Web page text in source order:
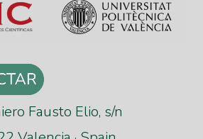
Fausto Elio, s/n